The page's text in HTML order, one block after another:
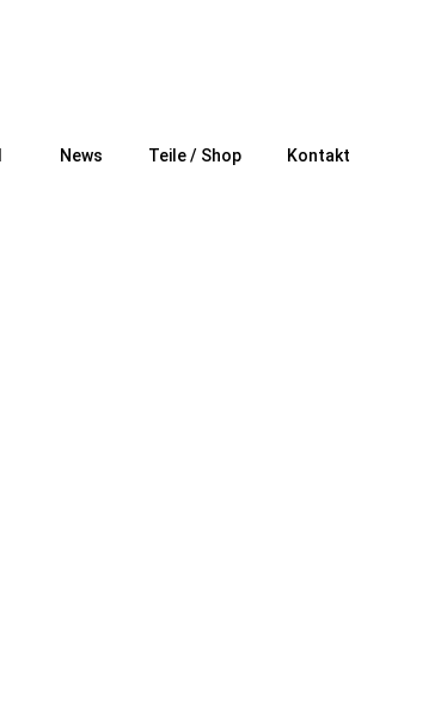
News Teile / Shop Kontakt